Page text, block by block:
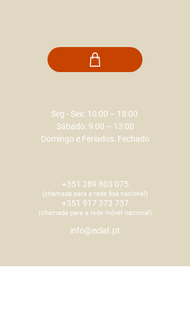
Seg - Sex: 10:00 – 18:00 ​​
Sábado: 9:00 – 13:00
Domingo e Feriados: Fechado
+351 289 803 075
​​(chamada para a rede fixa nacional)
+351 917 373 737
​​(chamada para a rede móvel nacional)
info@eclat.pt